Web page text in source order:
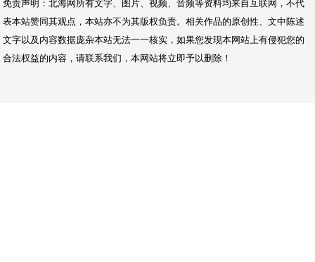
免责声明：北海网所有文字、图片、视频、音频等资料均来自互联网，不代
表本站赞同其观点，本站亦不为其版权负责。相关作品的原创性、文中陈述
文字以及内容数据庞杂本站无法一一核实，如果您发现本网站上有侵犯您的
合法权益的内容，请联系我们，本网站将立即予以删除！